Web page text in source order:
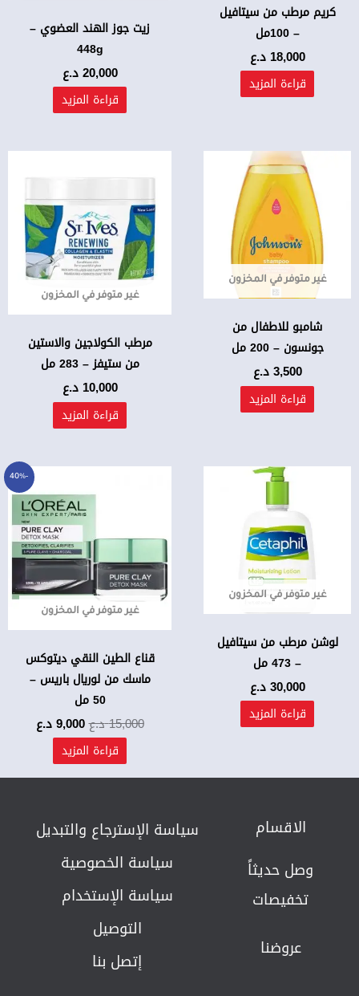
كريم مرطب من سيتافيل
– 100مل
18,000 د.ع
قراءة المزيد
زيت جوز الهند العضوي –
448g
20,000د.ع
قراءة المزيد
غير متوفر في المخزون
شامبو للاطفال من
جونسون – 200 مل
3,500د.ع
قراءة المزيد
غير متوفر في المخزون
مرطب الكولاجين والاستين
من ستيفز – 283 مل
10,000 د.ع
قراءة المزيد
غير متوفر في المخزون
لوشن مرطب من سيتافيل
– 473 مل
30,000د.ع
قراءة المزيد
-40%
غير متوفر في المخزون
قناع الطين النقي ديتوكس
ماسك من لوريال باريس –
50 مل
15,000د.ع
السعر
هو:
15,000 د.ع.
9,000د.ع
السعر
الحالي
هو:
9,000 د.ع.
قراءة المزيد
الاقسام
وصل حديثاً
تخفيصات
عروضنا
سياسة الإسترجاع والتبديل​
سياسة الخصوصية
سياسة الإستخدام
التوصيل
إتصل بنا